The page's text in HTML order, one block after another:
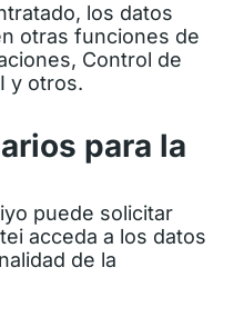
los datos
otras funciones de
Control de
y otros.
para la
puede solicitar
acceda a los datos
de la